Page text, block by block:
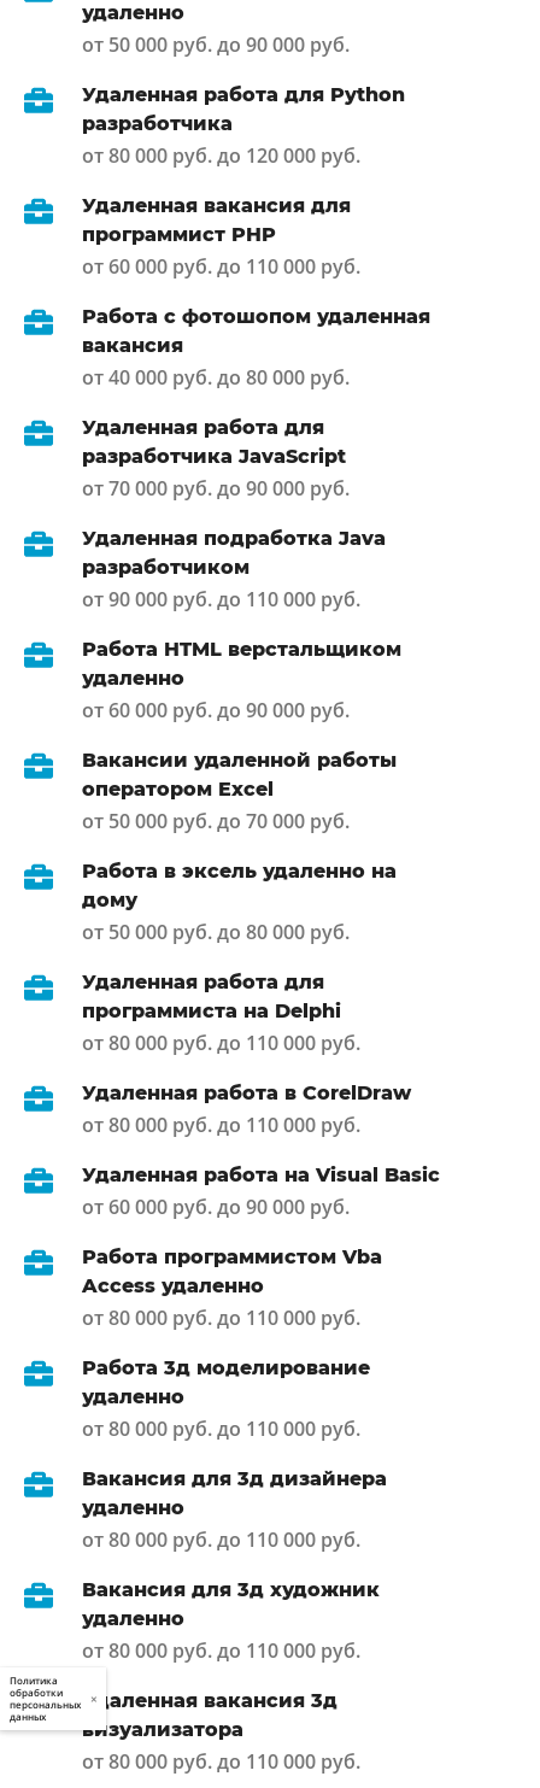
удаленно
от 50 000 руб. до 90 000 руб.
Удаленная работа для Python
разработчика
от 80 000 руб. до 120 000 руб.
Удаленная вакансия для
программист PHP
от 60 000 руб. до 110 000 руб.
Работа с фотошопом удаленная
вакансия
от 40 000 руб. до 80 000 руб.
Удаленная работа для
разработчика JavaScript
от 70 000 руб. до 90 000 руб.
Удаленная подработка Java
разработчиком
от 90 000 руб. до 110 000 руб.
Работа HTML верстальщиком
удаленно
от 60 000 руб. до 90 000 руб.
Вакансии удаленной работы
оператором Excel
от 50 000 руб. до 70 000 руб.
Работа в эксель удаленно на
дому
от 50 000 руб. до 80 000 руб.
Удаленная работа для
программиста на Delphi
от 80 000 руб. до 110 000 руб.
Удаленная работа в CorelDraw
от 80 000 руб. до 110 000 руб.
Удаленная работа на Visual Basic
от 60 000 руб. до 90 000 руб.
Работа программистом Vba
Access удаленно
от 80 000 руб. до 110 000 руб.
Работа 3д моделирование
удаленно
от 80 000 руб. до 110 000 руб.
Вакансия для 3д дизайнера
удаленно
от 80 000 руб. до 110 000 руб.
Вакансия для 3д художник
удаленно
от 80 000 руб. до 110 000 руб.
Удаленная вакансия 3д
визуализатора
от 80 000 руб. до 110 000 руб.
Политика
обработки
персональных
данных
×